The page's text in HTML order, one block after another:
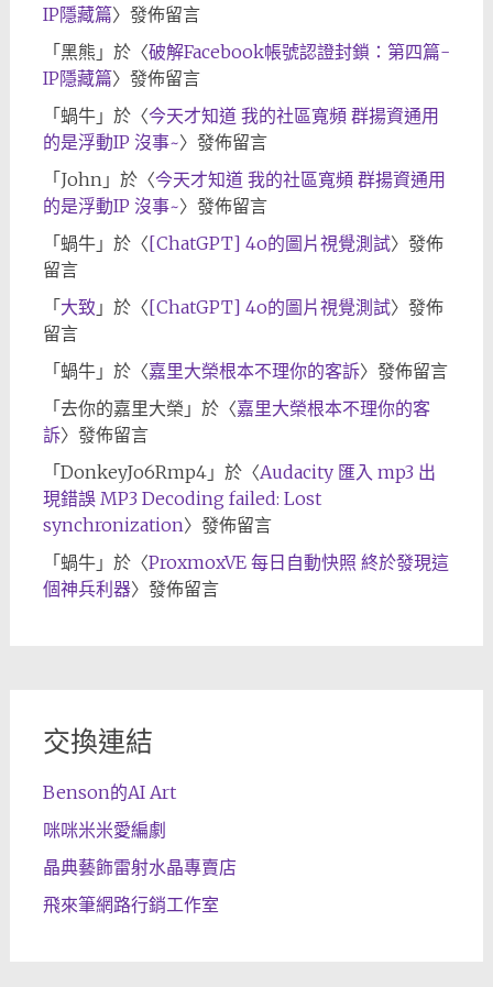
IP隱藏篇〉發佈留言
「黑熊 」於〈破解Facebook帳號認證封鎖：第四篇-
IP隱藏篇〉發佈留言
「蝸牛」於〈今天才知道 我的社區寬頻 群揚資通用
的是浮動IP 沒事~〉發佈留言
「John 」於〈今天才知道 我的社區寬頻 群揚資通用
的是浮動IP 沒事~〉發佈留言
「蝸牛」於〈[ChatGPT] 4o的圖片視覺測試〉發佈
留言
「大致 」於〈[ChatGPT] 4o的圖片視覺測試〉發佈
留言
「蝸牛」於〈嘉里大榮根本不理你的客訴〉發佈留言
「去你的嘉里大榮 」於〈嘉里大榮根本不理你的客
訴〉發佈留言
「DonkeyJo6Rmp4」於〈Audacity 匯入 mp3 出
現錯誤 MP3 Decoding failed: Lost
synchronization〉發佈留言
「蝸牛」於〈ProxmoxVE 每日自動快照 終於發現這
個神兵利器〉發佈留言
交換連結
Benson的AI Art
咪咪米米愛編劇
晶典藝飾雷射水晶專賣店
飛來筆網路行銷工作室